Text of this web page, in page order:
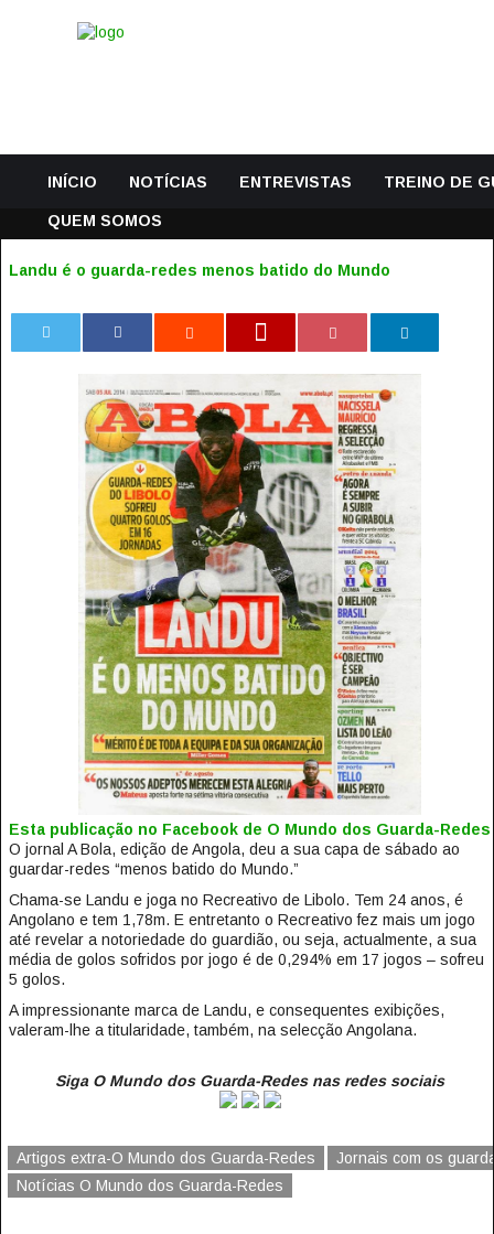
INÍCIO NOTÍCIAS ENTREVISTAS TREINO DE
QUEM SOMOS
Landu é o guarda-redes menos batido do Mundo
Esta publicação no Facebook de O Mundo dos Guarda-Redes
O jornal A Bola, edição de Angola, deu a sua capa de sábado ao
guardar-redes “menos batido do Mundo.”
Chama-se Landu e joga no Recreativo de Libolo. Tem 24 anos, é
Angolano e tem 1,78m. E entretanto o Recreativo fez mais um jogo
até revelar a notoriedade do guardião, ou seja, actualmente, a sua
média de golos sofridos por jogo é de 0,294% em 17 jogos – sofreu
5 golos.
A impressionante marca de Landu, e consequentes exibições,
valeram-lhe a titularidade, também, na selecção Angolana.
Siga O Mundo dos Guarda-Redes nas redes sociais
Artigos extra-O Mundo dos Guarda-Redes
Jornais com os
Notícias O Mundo dos Guarda-Redes